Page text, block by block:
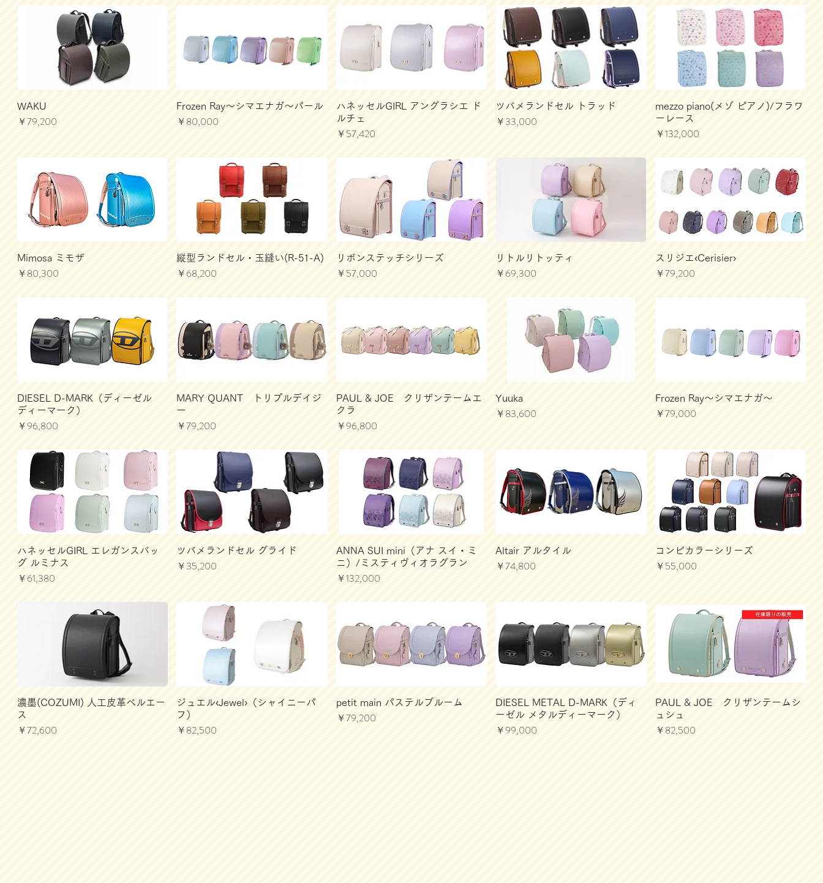
WAKU
価格
￥79,200
Frozen Ray～シマエナガ～パール
価格
￥80,000
ハネッセルGIRL アングラシエ ド
ルチェ
価格
￥57,420
ツバメランドセル トラッド
価格
￥33,000
mezzo piano(メゾ ピアノ)/フラワ
ーレース
価格
￥132,000
Mimosa ミモザ
価格
￥80,300
縦型ランドセル・玉縫い(R-51-A)
価格
￥68,200
リボンステッチシリーズ
価格
￥57,000
リトルリトッティ
価格
￥69,300
スリジエ‹Cerisier›
価格
￥79,200
DIESEL D-MARK（ディーゼル
ディーマーク）
価格
￥96,800
MARY QUANT トリプルデイジ
ー
価格
￥79,200
PAUL & JOE クリザンテームエ
クラ
価格
￥96,800
Yuuka
価格
￥83,600
Frozen Ray～シマエナガ～
価格
￥79,000
ハネッセルGIRL エレガンスバッ
グ ルミナス
価格
￥61,380
ツバメランドセル グライド
価格
￥35,200
ANNA SUI mini（アナ スイ・ミ
ニ）/ミスティヴィオラグラン
価格
￥132,000
Altair アルタイル
価格
￥74,800
コンビカラーシリーズ
価格
￥55,000
濃墨(COZUMI) 人工皮革ベルエー
ス
価格
￥72,600
ジュエル‹Jewel›（シャイニーパ
フ）
価格
￥82,500
petit main パステルブルーム
価格
￥79,200
DIESEL METAL D-MARK（ディ
ーゼル メタルディーマーク）
価格
￥99,000
PAUL & JOE クリザンテームシ
ュシュ
価格
￥82,500